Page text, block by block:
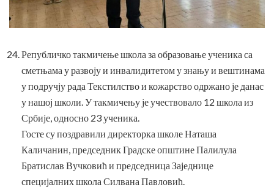
Републичко такмичење школа за образовање ученика са
сметњама у развоју и инвалидитетом у знању и вештинама
у подручју рада Текстилство и кожарство одржано је данас
у нашој школи. У такмичењу је учествовало 12 школа из
Србије, односно 23 ученика.
Госте су поздравили директорка школе Наташа
Каличанин, председник Градске општине Палилула
Братислав Вучковић и председница Заједнице
специјалних школа Силвана Павловић.